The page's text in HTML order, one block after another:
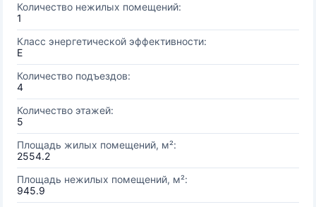
Количество нежилых помещений:
1
Класс энергетической эффективности:
E
Количество подъездов:
4
Количество этажей:
5
Площадь жилых помещений, м²:
2554.2
Площадь нежилых помещений, м²:
945.9